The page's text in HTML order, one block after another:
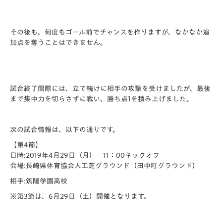
その後も、何度もゴール前でチャンスを作りますが、なかなか追
加点を奪うことはできません。
試合終了間際には、立て続けに相手の攻撃を受けましたが、最後
まで集中力を切らさずに戦い、勝ち点1を積み上げました。
次の試合情報は、以下の通りです。
【第4節】
日時:2019年4月29日（月） 11：00キックオフ
会場:長崎県体育協会人工芝グラウンド（田中町グラウンド）
相手:筑陽学園高校
※第3節は、6月29日（土）開催となります。